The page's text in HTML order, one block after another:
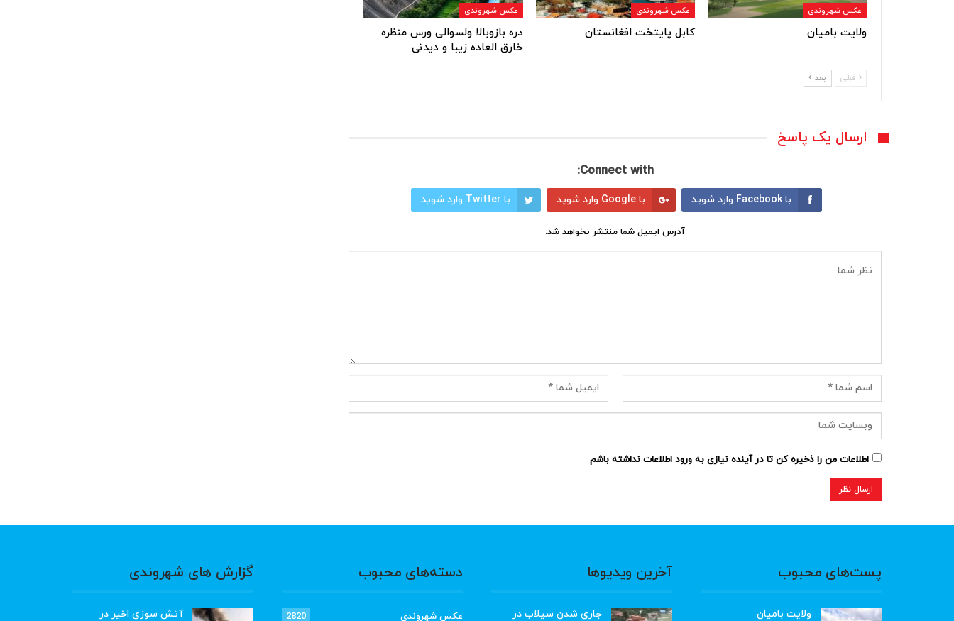
عکس شهروندی
ولایت بامیان
عکس شهروندی
کابل پایتخت افغانستان
عکس شهروندی
دره بازوبالا ولسوالی ورس منظره
خارق العاده زیبا و دیدنی
قبلی بعد
ارسال یک پاسخ
Connect with:
با Facebook وارد شوید با Google وارد شوید با Twitter وارد شوید
آدرس ایمیل شما منتشر نخواهد شد.
اطلاعات من را ذخیره کن تا در آینده نیازی به ورود اطلاعات نداشته باشم
پست‌های محبوب
ولایت بامیان
آخرین ویدیوها
جاری شدن سیلاب در
دسته‌های محبوب
عکس شهروندی 2820
گزارش های شهروندی
آتش سوزی اخیر در